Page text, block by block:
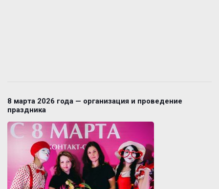
8 марта 2026 года — организация и проведение
праздника